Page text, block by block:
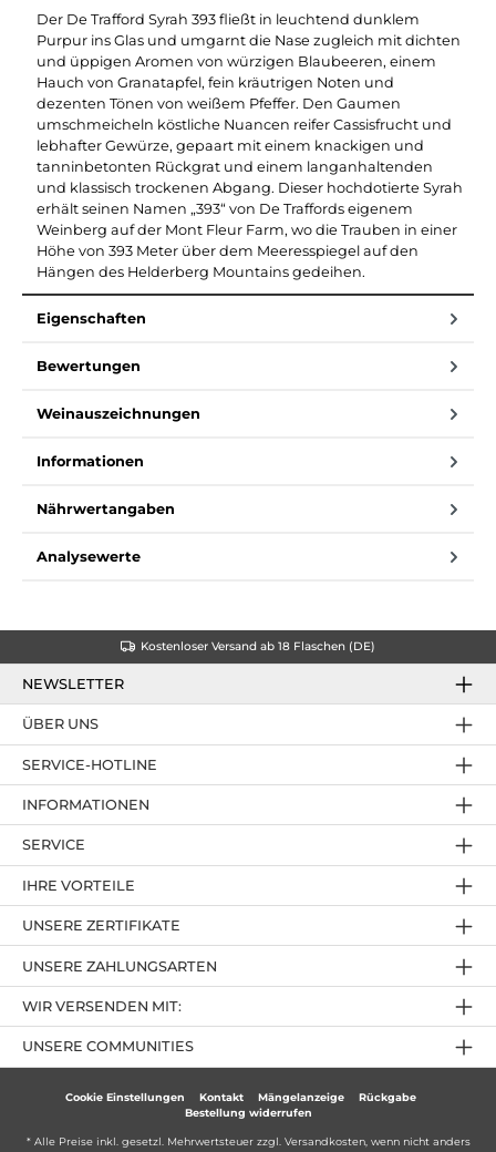
Der De Trafford Syrah 393 fließt in leuchtend dunklem
Purpur ins Glas und umgarnt die Nase zugleich mit dichten
und üppigen Aromen von würzigen Blaubeeren, einem
Hauch von Granatapfel, fein kräutrigen Noten und
dezenten Tönen von weißem Pfeffer. Den Gaumen
umschmeicheln köstliche Nuancen reifer Cassisfrucht und
lebhafter Gewürze, gepaart mit einem knackigen und
tanninbetonten Rückgrat und einem langanhaltenden
und klassisch trockenen Abgang. Dieser hochdotierte Syrah
erhält seinen Namen „393“ von De Traffords eigenem
Weinberg auf der Mont Fleur Farm, wo die Trauben in einer
Höhe von 393 Meter über dem Meeresspiegel auf den
Hängen des Helderberg Mountains gedeihen.
Eigenschaften
Bewertungen
Weinauszeichnungen
Informationen
Nährwertangaben
Analysewerte
Kostenloser Versand ab 18 Flaschen (DE)
NEWSLETTER
SERVICE-HOTLINE
IHRE VORTEILE
UNSERE ZAHLUNGSARTEN
ÜBER UNS
UNSERE ZERTIFIKATE
INFORMATIONEN
SERVICE
UNSERE COMMUNITIES
WIR VERSENDEN MIT:
Cookie Einstellungen Kontakt Mängelanzeige
Rückgabe
Bestellung widerrufen
* Alle Preise inkl. gesetzl. Mehrwertsteuer zzgl. Versandkosten, wenn nicht anders